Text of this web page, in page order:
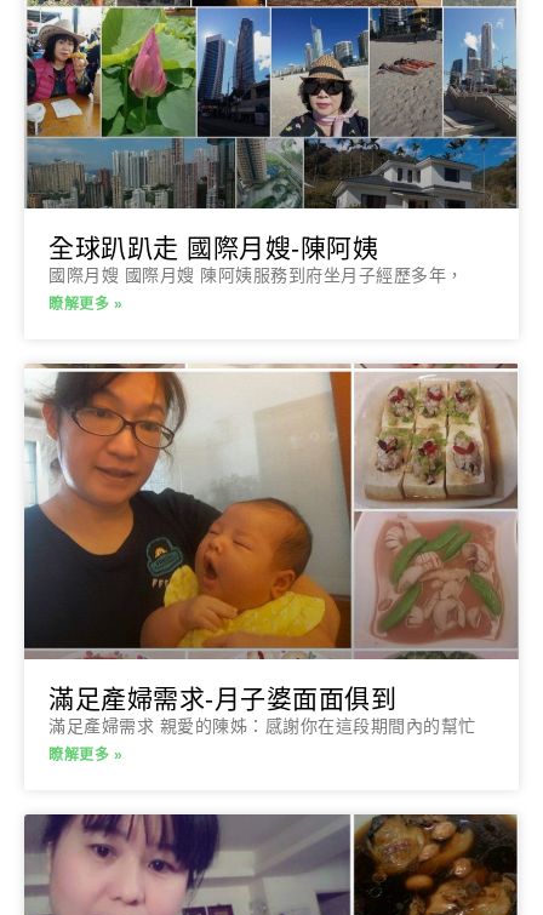
全球趴趴走 國際月嫂-陳阿姨
國際月嫂 國際月嫂 陳阿姨服務到府坐月子經歷多年，
瞭解更多 »
滿足產婦需求-月子婆面面俱到
滿足產婦需求 親愛的陳姊：感謝你在這段期間內的幫忙
瞭解更多 »